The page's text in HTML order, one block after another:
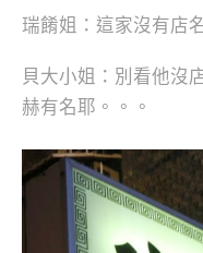
瑞餚姐：這家沒有店
貝大小姐：別看他沒
赫有名耶。。。